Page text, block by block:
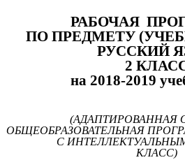
РАБОЧАЯ
ПО ПРЕДМЕТУ
РУССКИЙ
2
на 2018-2019
(АДАПТИРОВАННАЯ
ОБЩЕОБРАЗОВАТЕЛЬНАЯ
С
КЛАСС)